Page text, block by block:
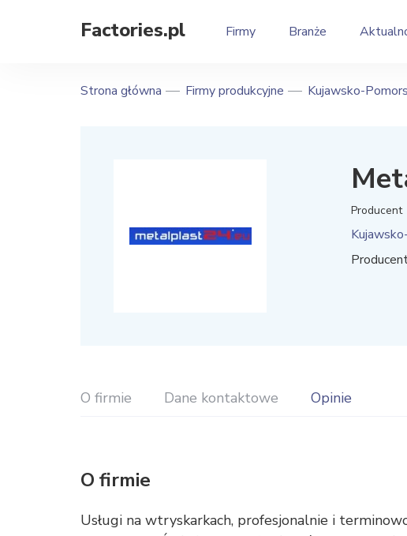
Factories.pl Firmy Branże
Strona główna Firmy produkcyjne Kujawsko-
Producent
O firmie Dane kontaktowe Opinie
O firmie
Usługi na wtryskarkach, profesjonalnie i